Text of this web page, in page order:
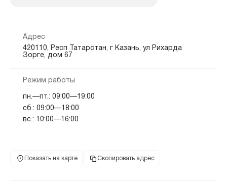
Адрес
420110, Респ Татарстан, г Казань, ул Рихарда
Зорге, дом 67
Режим работы
пн.—пт.: 09:00—19:00
сб.: 09:00—18:00
вс.: 10:00—16:00
Показать на карте Скопировать адрес